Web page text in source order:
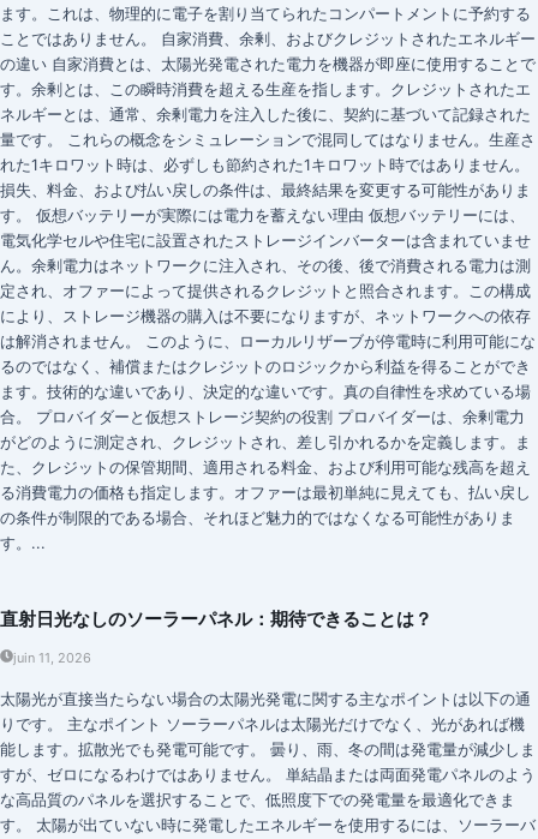
ます。これは、物理的に電子を割り当てられたコンパートメントに予約する
ことではありません。 自家消費、余剰、およびクレジットされたエネルギー
の違い 自家消費とは、太陽光発電された電力を機器が即座に使用することで
す。余剰とは、この瞬時消費を超える生産を指します。クレジットされたエ
ネルギーとは、通常、余剰電力を注入した後に、契約に基づいて記録された
量です。 これらの概念をシミュレーションで混同してはなりません。生産さ
れた1キロワット時は、必ずしも節約された1キロワット時ではありません。
損失、料金、および払い戻しの条件は、最終結果を変更する可能性がありま
す。 仮想バッテリーが実際には電力を蓄えない理由 仮想バッテリーには、
電気化学セルや住宅に設置されたストレージインバーターは含まれていませ
ん。余剰電力はネットワークに注入され、その後、後で消費される電力は測
定され、オファーによって提供されるクレジットと照合されます。この構成
により、ストレージ機器の購入は不要になりますが、ネットワークへの依存
は解消されません。 このように、ローカルリザーブが停電時に利用可能にな
るのではなく、補償またはクレジットのロジックから利益を得ることができ
ます。技術的な違いであり、決定的な違いです。真の自律性を求めている場
合。 プロバイダーと仮想ストレージ契約の役割 プロバイダーは、余剰電力
がどのように測定され、クレジットされ、差し引かれるかを定義します。ま
た、クレジットの保管期間、適用される料金、および利用可能な残高を超え
る消費電力の価格も指定します。オファーは最初単純に見えても、払い戻し
の条件が制限的である場合、それほど魅力的ではなくなる可能性がありま
す。...
直射日光なしのソーラーパネル：期待できることは？
juin 11, 2026
太陽光が直接当たらない場合の太陽光発電に関する主なポイントは以下の通
りです。 主なポイント ソーラーパネルは太陽光だけでなく、光があれば機
能します。拡散光でも発電可能です。 曇り、雨、冬の間は発電量が減少しま
すが、ゼロになるわけではありません。 単結晶または両面発電パネルのよう
な高品質のパネルを選択することで、低照度下での発電量を最適化できま
す。 太陽が出ていない時に発電したエネルギーを使用するには、ソーラーバ